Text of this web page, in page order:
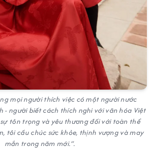
mọi người thích việc có một người nước
- người biết cách thích nghi với văn hóa Việt
tôn trọng và yêu thương đối với toàn thể
tôi cầu chúc sức khỏe, thịnh vượng và may
mắn trong năm mới.”.